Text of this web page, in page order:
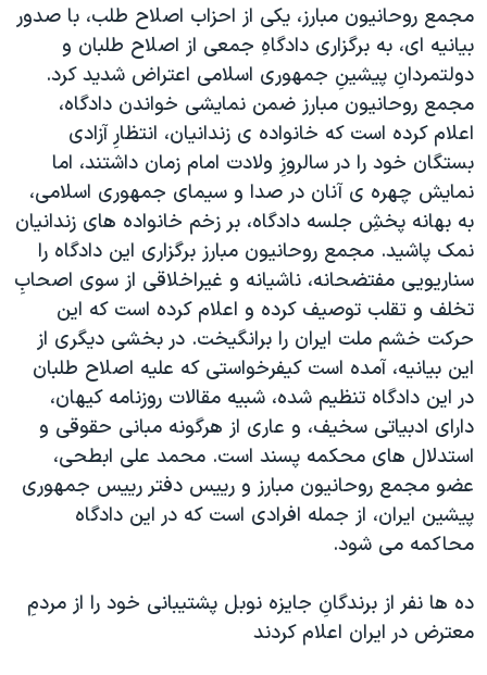
مجمع روحانيون مبارز، يکی از احزاب اصلاح طلب، با صدور
بيانيه ای، به برگزاری دادگاهِ جمعی از اصلاح طلبان و
دولتمردانِ پيشينِ جمهوری اسلامی اعتراض شديد کرد.
مجمع روحانيون مبارز ضمن نمايشی خواندن دادگاه،
اعلام کرده است که خانواده ی زندانيان، انتظارِ آزادی
بستگان خود را در سالروزِ ولادت امام زمان داشتند، اما
نمايش چهره ی آنان در صدا و سيمای جمهوری اسلامی،
به بهانه پخشِ جلسه دادگاه، بر زخم خانواده های زندانيان
نمک پاشيد. مجمع روحانيون مبارز برگزاری اين دادگاه را
سناريويی مفتضحانه، ناشيانه و غيراخلاقی از سوی اصحابِ
تخلف و تقلب توصيف کرده و اعلام کرده است که اين
حرکت خشم ملت ايران را برانگيخت. در بخشی ديگری از
اين بيانيه، آمده است کيفرخواستی که عليه اصلاح طلبان
در اين دادگاه تنظيم شده، شبيه مقالات روزنامه کيهان،
دارای ادبياتی سخيف، و عاری از هرگونه مبانی حقوقی و
استدلال های محکمه پسند است. محمد علی ابطحی،
عضو مجمع روحانيون مبارز و رييس دفتر رييس جمهوری
پيشين ايران، از جمله افرادی است که در اين دادگاه
محاکمه می شود.
ده ها نفر از برندگانِ جايزه نوبل پشتيبانی خود را از مردمِ
معترض در ايران اعلام کردند